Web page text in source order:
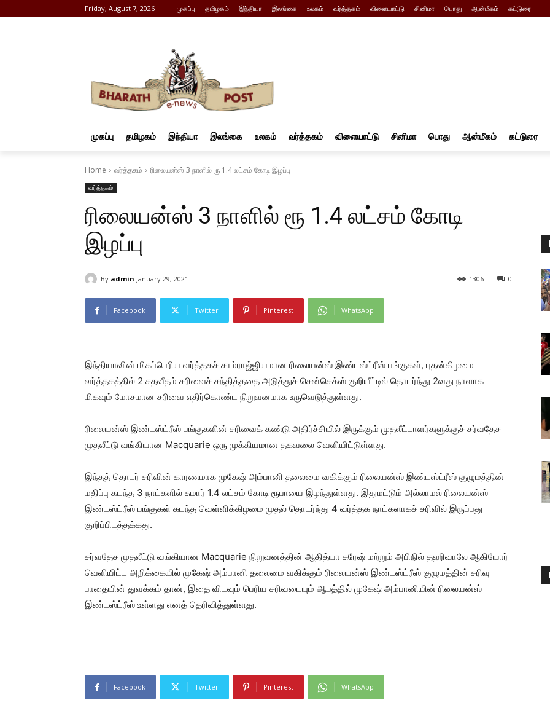
Friday, August 7, 2026 முகப்பு தமிழகம் இந்தியா இலங்கை உலகம் வர்த்தகம் விளையாட்டு சினிமா பொது ஆன்மீகம் கட்டுரை
முகப்பு தமிழகம் இந்தியா இலங்கை உலகம் வர்த்தகம் விளையாட்டு சினிமா பொது ஆன்மீகம் கட்டுரை
Home வர்த்தகம் ரிலையன்ஸ் 3 நாளில் ரூ 1.4 லட்சம் கோடி இழப்பு
வர்த்தகம்
ரிலையன்ஸ் 3 நாளில் ரூ 1.4 லட்சம் கோடி
இழப்பு
By admin January 29, 2021 0
1306
Facebook Twitter Pinterest WhatsApp
இந்தியாவின் மிகப்பெரிய வர்த்தகச் சாம்ராஜ்ஜியமான ரிலையன்ஸ் இண்டஸ்ட்ரீஸ் பங்குகள், புதன்கிழமை
வர்த்தகத்தில் 2 சதவீதம் சரிவைச் சந்தித்ததை அடுத்துச் சென்செக்ஸ் குறியீட்டில் தொடர்ந்து 2வது நாளாக
மிகவும் மோசமான சரிவை எதிர்கொண்ட நிறுவனமாக உருவெடுத்துள்ளது.
ரிலையன்ஸ் இண்டஸ்ட்ரீஸ் பங்குகளின் சரிவைக் கண்டு அதிர்ச்சியில் இருக்கும் முதலீட்டாளர்களுக்குச் சர்வதேச
முதலீட்டு வங்கியான Macquarie ஒரு முக்கியமான தகவலை வெளியிட்டுள்ளது.
இந்தத் தொடர் சரிவின் காரணமாக முகேஷ் அம்பானி தலைமை வகிக்கும் ரிலையன்ஸ் இண்டஸ்ட்ரீஸ் குழுமத்தின்
மதிப்பு கடந்த 3 நாட்களில் சுமார் 1.4 லட்சம் கோடி ரூபாயை இழந்துள்ளது. இதுமட்டும் அல்லாமல் ரிலையன்ஸ்
இண்டஸ்ட்ரீஸ் பங்குகள் கடந்த வெள்ளிக்கிழமை முதல் தொடர்ந்து 4 வர்த்தக நாட்களாகச் சரிவில் இருப்பது
குறிப்பிடத்தக்கது.
சர்வதேச முதலீட்டு வங்கியான Macquarie நிறுவனத்தின் ஆதித்யா சுரேஷ் மற்றும் அபிநில் தஹிவாலே ஆகியோர்
வெளியிட்ட அறிக்கையில் முகேஷ் அம்பானி தலைமை வகிக்கும் ரிலையன்ஸ் இண்டஸ்ட்ரீஸ் குழுமத்தின் சரிவு
பாதையின் துவக்கம் தான், இதை விடவும் பெரிய சரிவடையும் ஆபத்தில் முகேஷ் அம்பானியின் ரிலையன்ஸ்
இண்டஸ்ட்ரீஸ் உள்ளது எனத் தெரிவித்துள்ளது.
Facebook Twitter Pinterest WhatsApp